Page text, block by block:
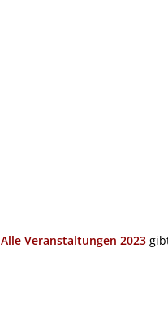
Alle Veranstaltungen 2023